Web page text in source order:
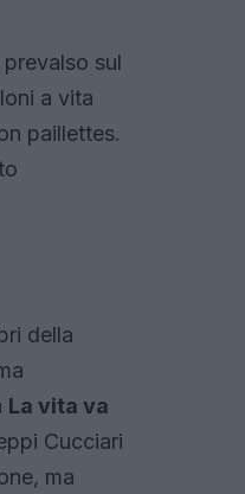
sul
a vita
paillettes.
della
La vita va
Cucciari
ma